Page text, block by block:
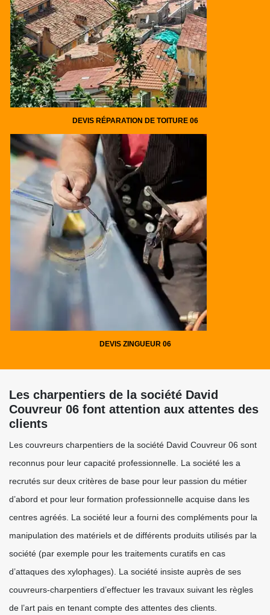
DEVIS RÉPARATION DE TOITURE 06
DEVIS ZINGUEUR 06
Les charpentiers de la société David
Couvreur 06 font attention aux attentes des
clients
Les couvreurs charpentiers de la société David Couvreur 06 sont
reconnus pour leur capacité professionnelle. La société les a
recrutés sur deux critères de base pour leur passion du métier
d’abord et pour leur formation professionnelle acquise dans les
centres agréés. La société leur a fourni des compléments pour la
manipulation des matériels et de différents produits utilisés par la
société (par exemple pour les traitements curatifs en cas
d’attaques des xylophages). La société insiste auprès de ses
couvreurs-charpentiers d’effectuer les travaux suivant les règles
de l’art pais en tenant compte des attentes des clients.